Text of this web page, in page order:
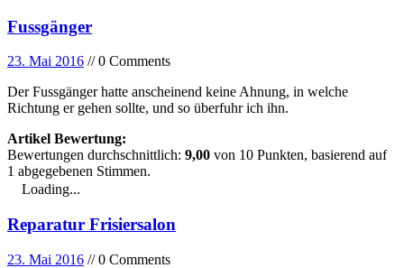
Fussgänger
23. Mai 2016 // 0 Comments
Der Fussgänger hatte anscheinend keine Ahnung, in welche
Richtung er gehen sollte, und so überfuhr ich ihn.
Artikel Bewertung:
Bewertungen durchschnittlich: 9,00 von 10 Punkten, basierend auf
1 abgegebenen Stimmen.
Loading...
Reparatur Frisiersalon
23. Mai 2016 // 0 Comments